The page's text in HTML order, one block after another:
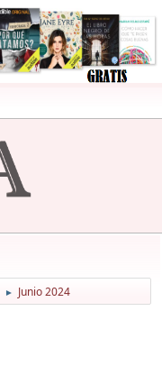
► Junio 2024